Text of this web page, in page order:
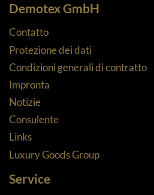
Demotex GmbH
Contatto
Protezione dei dati
Condizioni generali di contratto
Impronta
Notizie
Consulente
Links
Luxury Goods Group
Service